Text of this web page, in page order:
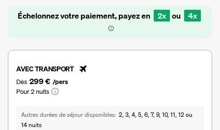
Échelonnez votre paiement, payez en 2x ou 4x
AVEC TRANSPORT
Dès 299 € /pers
Pour 2 nuits
Autres durées de séjour disponibles 2, 3, 4, 5, 6, 7, 9, 10, 11, 12 ou
14 nuits